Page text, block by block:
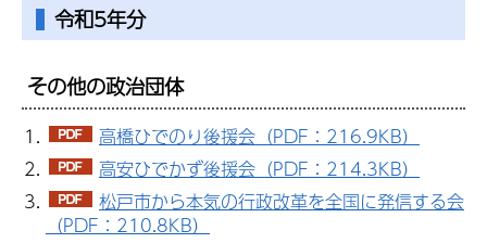
令和5年分
その他の政治団体
高橋ひでのり後援会（PDF：216.9KB）
高安ひでかず後援会（PDF：214.3KB）
松戸市から本気の行政改革を全国に発信する会
（PDF：210.8KB）